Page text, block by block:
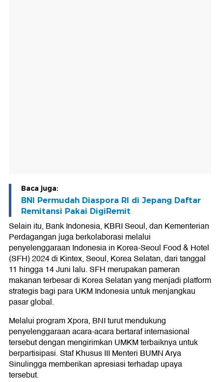
Baca juga:
BNI Permudah Diaspora RI di Jepang Daftar
Remitansi Pakai DigiRemit
Selain itu, Bank Indonesia, KBRI Seoul, dan Kementerian
Perdagangan juga berkolaborasi melalui
penyelenggaraan Indonesia in Korea-Seoul Food & Hotel
(SFH) 2024 di Kintex, Seoul, Korea Selatan, dari tanggal
11 hingga 14 Juni lalu. SFH merupakan pameran
makanan terbesar di Korea Selatan yang menjadi platform
strategis bagi para UKM Indonesia untuk menjangkau
pasar global.
Melalui program Xpora, BNI turut mendukung
penyelenggaraan acara-acara bertaraf internasional
tersebut dengan mengirimkan UMKM terbaiknya untuk
berpartisipasi. Staf Khusus III Menteri BUMN Arya
Sinulingga memberikan apresiasi terhadap upaya
tersebut.